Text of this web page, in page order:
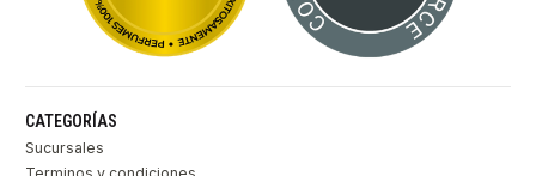
CATEGORÍAS
Sucursales